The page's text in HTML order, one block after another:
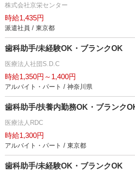
株式会社京栄センター
時給1,435円
派遣社員 / 東京都
歯科助手/未経験OK・ブランクOK
医療法人社団S.D.C
時給1,350円～1,400円
アルバイト・パート / 神奈川県
歯科助手/扶養内勤務OK・ブランク
医療法人RDC
時給1,300円
アルバイト・パート / 東京都
歯科助手/未経験OK・ブランクOK